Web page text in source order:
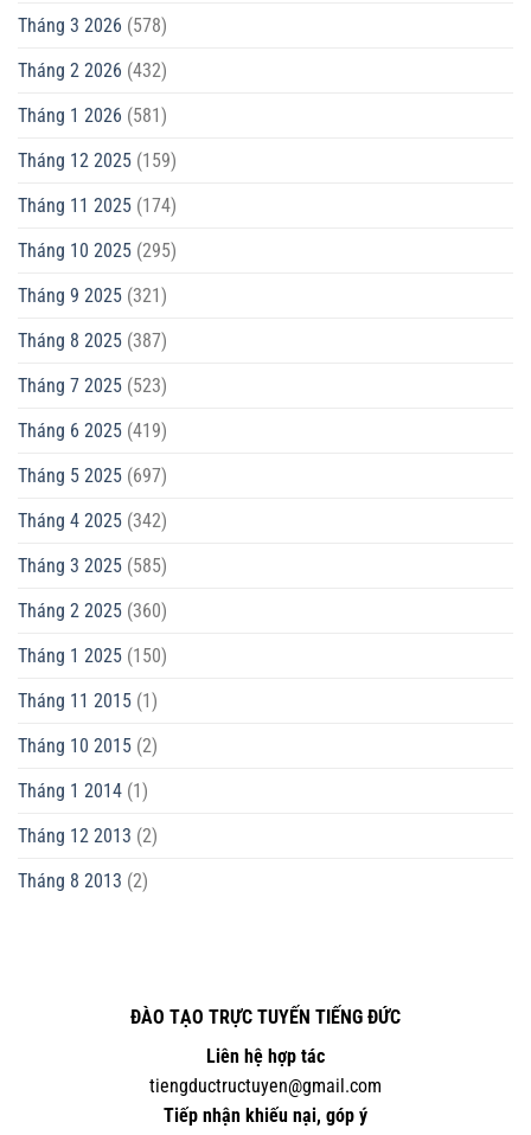
Tháng 3 2026 (578)
Tháng 2 2026 (432)
Tháng 1 2026 (581)
Tháng 12 2025 (159)
Tháng 11 2025 (174)
Tháng 10 2025 (295)
Tháng 9 2025 (321)
Tháng 8 2025 (387)
Tháng 7 2025 (523)
Tháng 6 2025 (419)
Tháng 5 2025 (697)
Tháng 4 2025 (342)
Tháng 3 2025 (585)
Tháng 2 2025 (360)
Tháng 1 2025 (150)
Tháng 11 2015 (1)
Tháng 10 2015 (2)
Tháng 1 2014 (1)
Tháng 12 2013 (2)
Tháng 8 2013 (2)
ĐÀO TẠO TRỰC TUYẾN TIẾNG ĐỨC
Liên hệ hợp tác
tiengductructuyen@gmail.com
Tiếp nhận khiếu nại, góp ý